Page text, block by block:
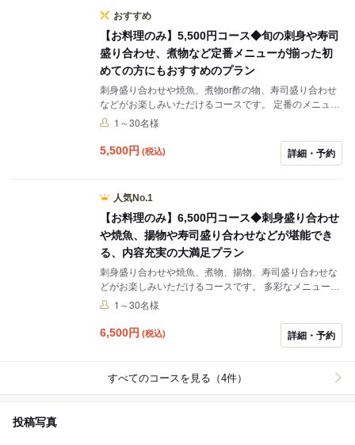
ンクを、こだわりの料理と共にご堪能いただけます。
おすすめ
【お料理のみ】5,500円コース◆旬の刺身や寿司
盛り合わせ、煮物など定番メニューが揃った初
めての方にもおすすめのプラン
刺身盛り合わせや焼魚、煮物or酢の物、寿司盛り合わせ
などがお楽しみいただけるコースです。 定番のメニュー
が揃ったプランは、当店が初めての方にも大変おすす
利用ください。 コースには10名様より、プラス2,200円
で2時間飲み放題をお付けすることが可能です。 瓶ビー
1～30名様
5,500円 (税込) 詳細・予約
人気No.1
【お料理のみ】6,500円コース◆刺身盛り合わせ
や焼魚、揚物や寿司盛り合わせなどが堪能でき
る、内容充実の大満足プラン
刺身盛り合わせや焼魚、煮物、揚物、寿司盛り合わせな
どがお楽しみいただけるコースです。 多彩なメニューが
幅広く揃って、内容充実。多くのお客様にご満足いただ
様々なシーンにご利用ください。 コースには10名様よ
り、プラス2,200円で2時間飲み放題をお付けすることが
などの多彩なドリンクを、こだわりの料理と共にご堪能
いただけます。
1～30名様
6,500円 (税込) 詳細・予約
すべてのコースを見る（4件）
投稿写真